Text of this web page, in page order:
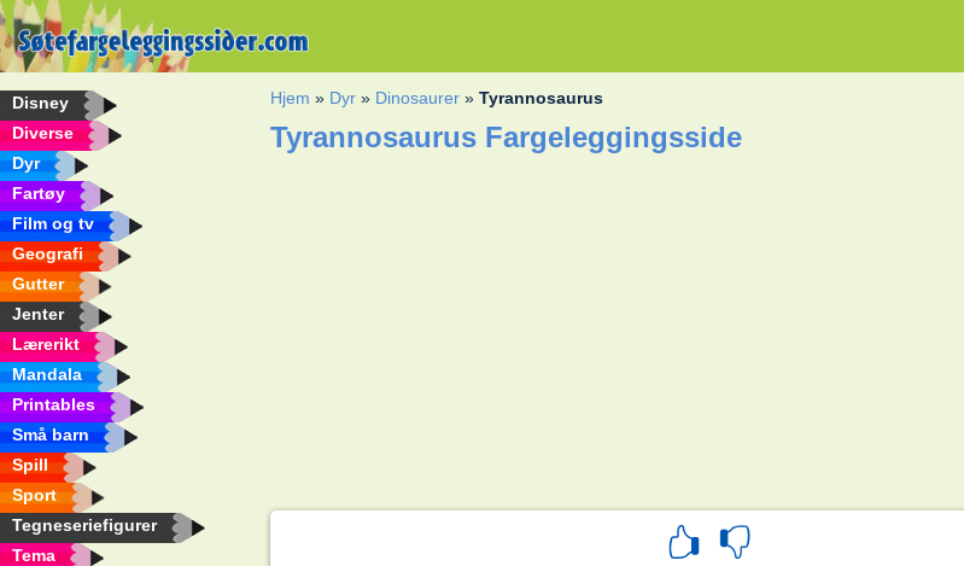
Disney
Diverse
Dyr
Fartøy
Film og tv
Geografi
Gutter
Jenter
Lærerikt
Mandala
Printables
Små barn
Spill
Sport
Tegneseriefigurer
Tema
Hjem » Dyr » Dinosaurer »Tyrannosaurus
Tyrannosaurus Fargeleggingsside